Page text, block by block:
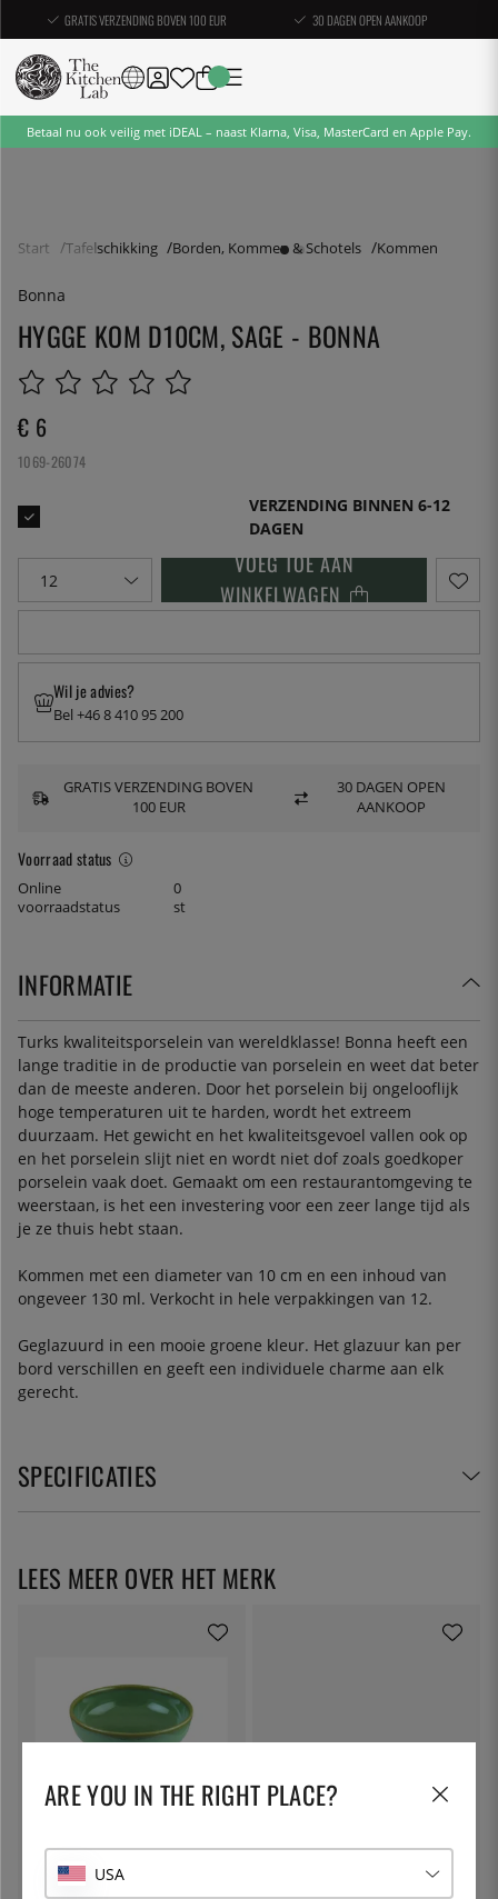
GRATIS VERZENDING BOVEN 100 EUR 30 DAGEN OPEN AANKOOP
Betaal nu ook veilig met iDEAL – naast Klarna, Visa, MasterCard en Apple Pay.
Start Tafelschikking Borden, Kommen & Schotels Kommen
Bonna
HYGGE KOM D10CM, SAGE - BONNA
€ 6
1069-26074
VERZENDING BINNEN 6-12
DAGEN
VOEG TOE AAN
WINKELWAGEN
Voorraad status
Online
voorraadstatus
0
st
Wil je advies?
Bel +46 8 410 95 200
GRATIS VERZENDING BOVEN
100 EUR
30 DAGEN OPEN
AANKOOP
INFORMATIE
Turks kwaliteitsporselein van wereldklasse! Bonna heeft een
lange traditie in de productie van porselein en weet dat beter
dan de meeste anderen. Door het porselein bij ongelooflijk
hoge temperaturen uit te harden, wordt het extreem
duurzaam. Het gewicht en het kwaliteitsgevoel vallen ook op
en het porselein slijt niet en wordt niet dof zoals goedkoper
porselein vaak doet. Gemaakt om een restaurantomgeving te
weerstaan, is het een investering voor een zeer lange tijd als
je ze thuis hebt staan.
Kommen met een diameter van 10 cm en een inhoud van
ongeveer 130 ml. Verkocht in hele verpakkingen van 12.
Geglazuurd in een mooie groene kleur. Het glazuur kan per
bord verschillen en geeft een individuele charme aan elk
gerecht.
SPECIFICATIES
Hygge Kom D14cm, Sage -
Bonna
Hygge Kom D10cm, Zand -
LEES MEER OVER HET MERK
ARE YOU IN THE RIGHT PLACE?
USA